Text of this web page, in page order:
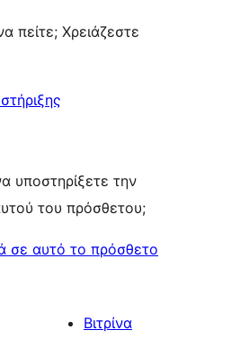
πείτε; Χρειάζεστε
υποστηρίξετε την
του πρόσθετου;
σε αυτό το πρόσθετο
Βιτρίνα